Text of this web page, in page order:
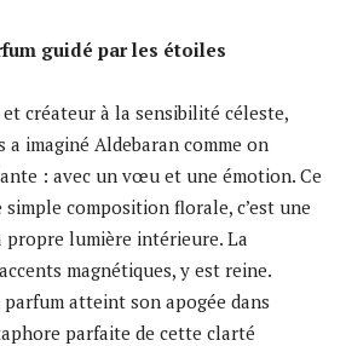
guidé par les étoiles
créateur à la sensibilité céleste,
imaginé Aldebaran comme on
: avec un vœu et une émotion. Ce
simple composition florale, c’est une
lumière intérieure. La
magnétiques, y est reine.
atteint son apogée dans
parfaite de cette clarté